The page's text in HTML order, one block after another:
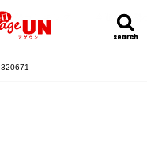
search
search
運勢ランキング 今週の運勢